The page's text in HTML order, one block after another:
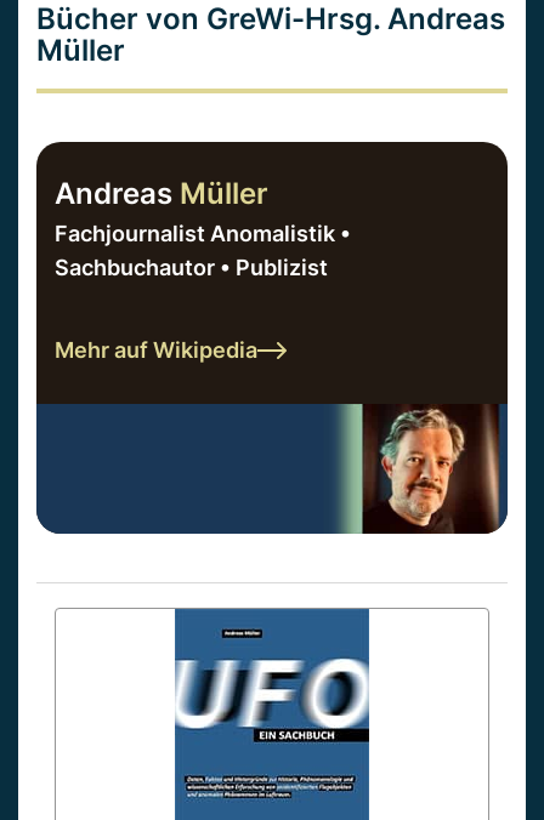
Bücher von GreWi-Hrsg. Andreas
Müller
Andreas Müller
Fachjournalist Anomalistik •
Sachbuchautor • Publizist
Mehr auf Wikipedia